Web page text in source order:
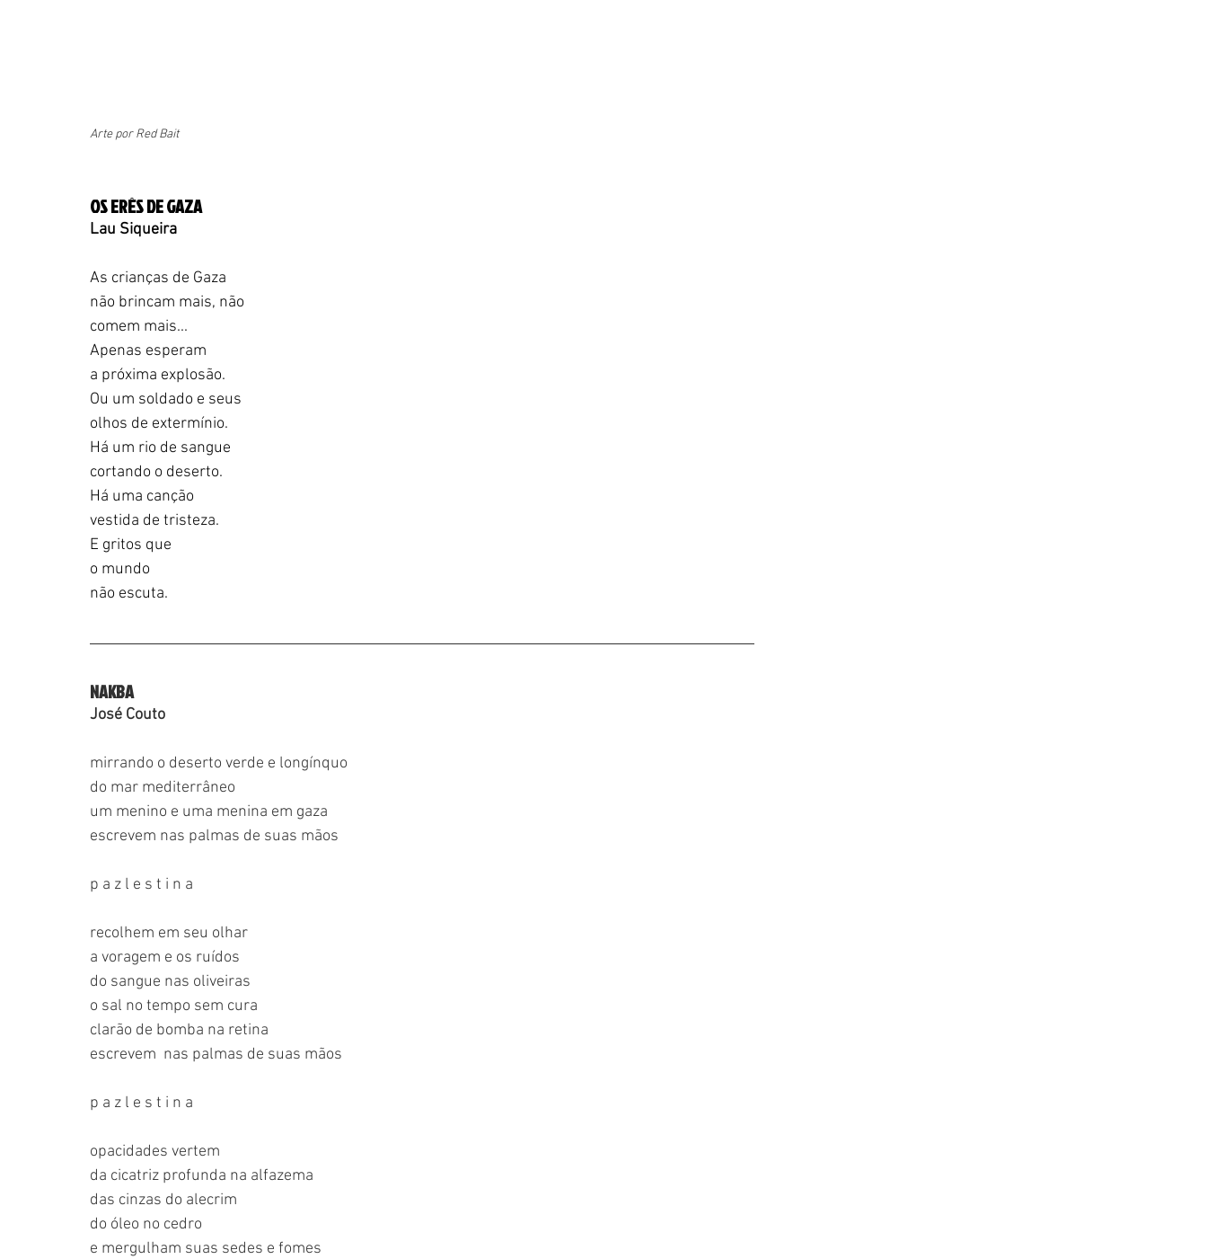
Arte por Red Bait
OS ERÊS DE GAZA
Lau Siqueira
As crianças de Gaza
não brincam mais, não
comem mais...
Apenas esperam
a próxima explosão.
Ou um soldado e seus
olhos de extermínio.
Há um rio de sangue
cortando o deserto.
Há uma canção
vestida de tristeza.
E gritos que
o mundo
não escuta.
NAKBA
José Couto
mirrando o deserto verde e longínquo
do mar mediterrâneo
um menino e uma menina em gaza
escrevem nas palmas de suas mãos
p a z l e s t i n a
recolhem em seu olhar
a voragem e os ruídos
do sangue nas oliveiras
o sal no tempo sem cura
clarão de bomba na retina
escrevem  nas palmas de suas mãos
p a z l e s t i n a
opacidades vertem
da cicatriz profunda na alfazema
das cinzas do alecrim
do óleo no cedro
e mergulham suas sedes e fomes